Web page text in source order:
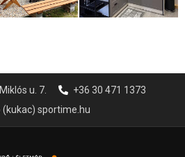
u. 7.
+36 30 471 1373
(kukac) sportime.hu